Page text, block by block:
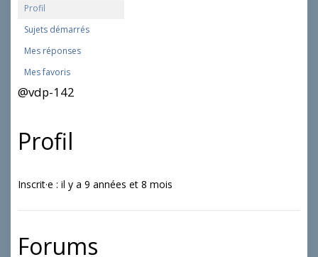
Profil
Sujets démarrés
Mes réponses
Mes favoris
@vdp-142
Profil
Inscrit·e : il y a 9 années et 8 mois
Forums